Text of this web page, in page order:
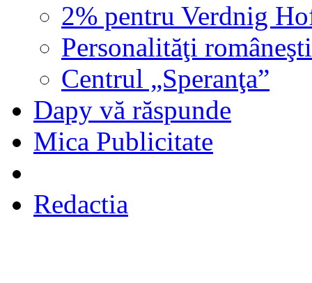
2% pentru Verdnig
Personalităţi româneşti
Centrul „Speranţa”
Dapy vă răspunde
Mica Publicitate
Redactia